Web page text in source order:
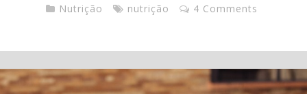
Nutrição nutrição 4 Comments